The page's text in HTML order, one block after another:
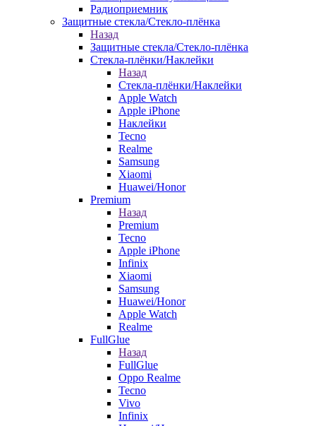
Радиоприемник
Защитные стекла/Стекло-плёнка
Назад
Защитные стекла/Стекло-плёнка
Стекла-плёнки/Наклейки
Назад
Стекла-плёнки/Наклейки
Apple Watch
Apple iPhone
Наклейки
Tecno
Realme
Samsung
Xiaomi
Huawei/Honor
Premium
Назад
Premium
Tecno
Apple iPhone
Infinix
Xiaomi
Samsung
Huawei/Honor
Apple Watch
Realme
FullGlue
Назад
FullGlue
Oppo Realme
Tecno
Vivo
Infinix